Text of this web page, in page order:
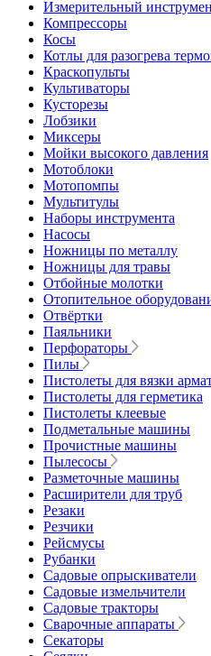
Измерительный
Компрессоры
Косы
Котлы для разогрева
Краскопульты
Культиваторы
Кусторезы
Лобзики
Миксеры
Мойки высокого давления
Мотоблоки
Мотопомпы
Мультитулы
Наборы инструмента
Насосы
Ножницы по металлу
Ножницы для травы
Отбойные молотки
Отопительное
Отвёртки
Паяльники
Перфораторы
Пилы
Пистолеты для вязки
Пистолеты для герметика
Пистолеты клеевые
Подметальные машины
Прочистные машины
Пылесосы
Разметочные машины
Расширители для труб
Резаки
Резчики
Рейсмусы
Рубанки
Садовые опрыскиватели
Садовые измельчители
Садовые тракторы
Сварочные аппараты
Секаторы